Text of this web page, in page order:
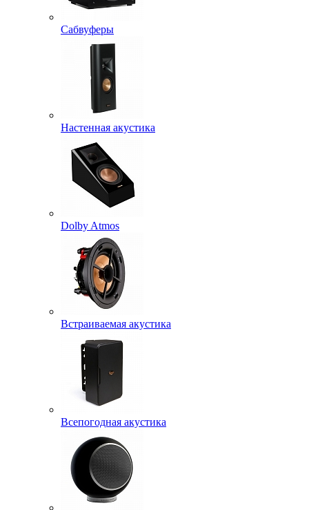
Сабвуферы
Настенная акустика
Dolby Atmos
Встраиваемая акустика
Всепогодная акустика